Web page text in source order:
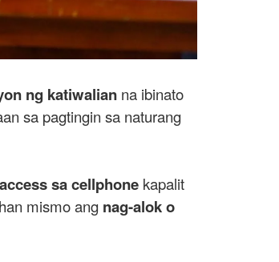
ng katiwalian na ibinato
sa pagtingin sa naturang
access sa cellphone kapalit
mismo ang nag-alok o